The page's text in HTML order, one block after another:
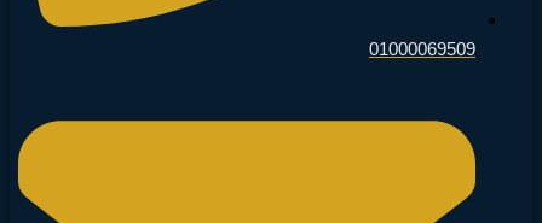
01000069509